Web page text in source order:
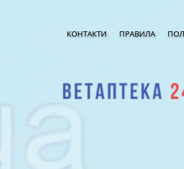
КОНТАКТИ ПРАВИЛА